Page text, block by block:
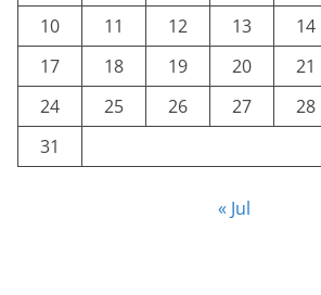
10
11 12 13 14
17
18 19 20 21
24
25 26 27 28
31
« Jul